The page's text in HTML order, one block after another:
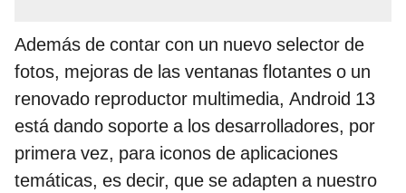
Además de contar con un nuevo selector de
fotos, mejoras de las ventanas flotantes o un
renovado reproductor multimedia, Android 13
está dando soporte a los desarrolladores, por
primera vez, para iconos de aplicaciones
temáticas, es decir, que se adapten a nuestro